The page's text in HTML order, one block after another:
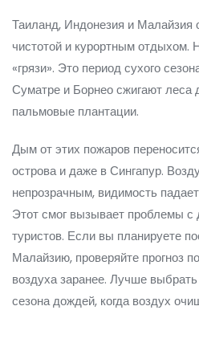
Таиланд, Индонезия и Малайзия
чистотой и курортным отдыхом.
«грязи». Это период сухого
Суматре и Борнео сжигают леса
пальмовые плантации.
Дым от этих пожаров
острова и даже в Сингапур.
непрозрачным, видимость
Этот смог вызывает проблемы с
туристов. Если вы планируете
Малайзию, проверяйте прогноз
воздуха заранее. Лучше
сезона дождей, когда воздух